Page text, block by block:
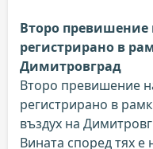
Второ превишение
регистрирано в
Димитровград
Второ превишение
регистрирано в
въздух на
Вината според тях